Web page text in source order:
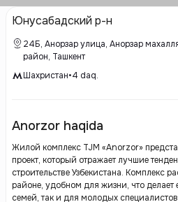
Юнусабадский р-н
24Б, Анорзар улица, Анорзар
район, Ташкент
Шахристан•4 daq.
Anorzor haqida
Жилой комплекс TJM «Anorzor»
проект, который отражает лучшие
строительстве Узбекистана. Комплекс
районе, удобном для жизни, что делает
семей, так и для молодых